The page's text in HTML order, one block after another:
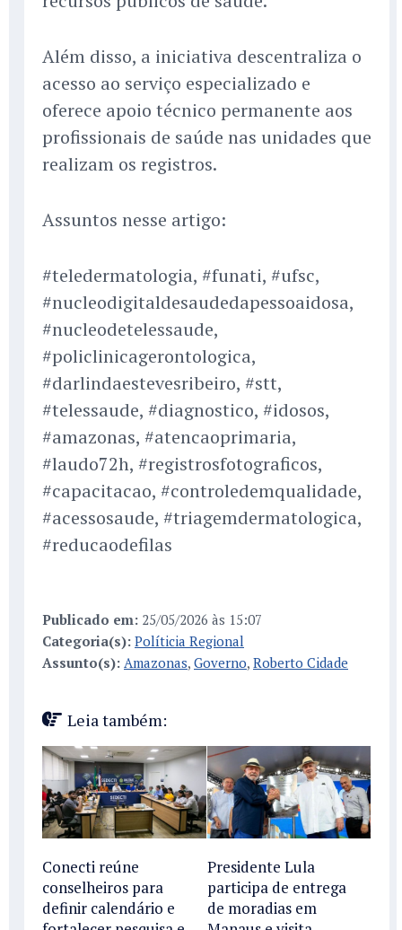
Além disso, a iniciativa descentraliza o
acesso ao serviço especializado e
oferece apoio técnico permanente aos
profissionais de saúde nas unidades que
realizam os registros.
Assuntos nesse artigo:
#teledermatologia, #funati, #ufsc,
#nucleodigitaldesaudedapessoaidosa,
#nucleodetelessaude,
#policlinicagerontologica,
#darlindaestevesribeiro, #stt,
#telessaude, #diagnostico, #idosos,
#amazonas, #atencaoprimaria,
#laudo72h, #registrosfotograficos,
#capacitacao, #controledemqualidade,
#acessosaude, #triagemdermatologica,
#reducaodefilas
Publicado em: 25/05/2026 às 15:07
Categoria(s): Políticia Regional
Assunto(s): Amazonas, Governo, Roberto Cidade
Leia também:
Conecti reúne
conselheiros para
definir calendário e
Presidente Lula
participa de entrega
de moradias em